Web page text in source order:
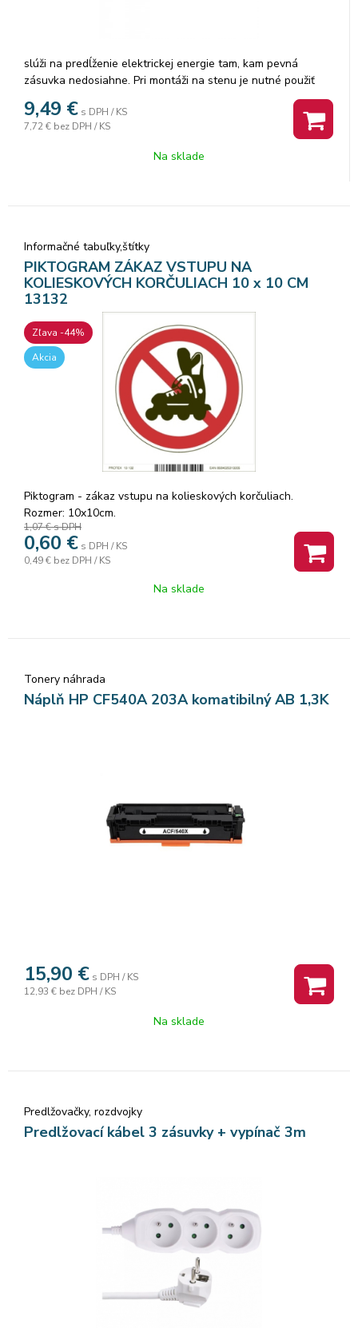
slúži na predĺženie elektrickej energie tam, kam pevná
zásuvka nedosiahne. Pri montáži na stenu je nutné použiť
šróbik zo zápustnou hlavou PZ max. priemer 2,5–3 mm, dĺžka
30–40 mm. V prípade použitia iného priemeru, hrozí
poškodenie plastovej časti otvoru. Pokiaľ dôjde k poškodeniu
9,49 € s DPH / KS
7,72 € bez DPH / KS
Na sklade
Informačné tabuľky,štítky
PIKTOGRAM ZÁKAZ VSTUPU NA
KOLIESKOVÝCH KORČULIACH 10 x 10 CM
13132
Zľava -44%
Akcia
Piktogram - zákaz vstupu na kolieskových korčuliach.
Rozmer: 10x10cm.
1,07 €s DPH
0,60 € s DPH / KS
0,49 € bez DPH / KS
Na sklade
Tonery náhrada
Náplň HP CF540A 203A komatibilný AB 1,3K
15,90 € s DPH / KS
12,93 € bez DPH / KS
Na sklade
Predlžovačky, rozdvojky
Predlžovací kábel 3 zásuvky + vypínač 3m